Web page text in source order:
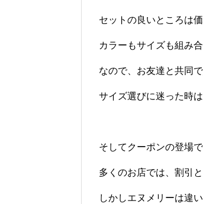
セットの良いところは
カラーもサイズも組み
なので、お友達と共同
サイズ選びに迷った時
そしてクーポンの登場で
多くのお店では、割引
しかしエヌメリーは違い